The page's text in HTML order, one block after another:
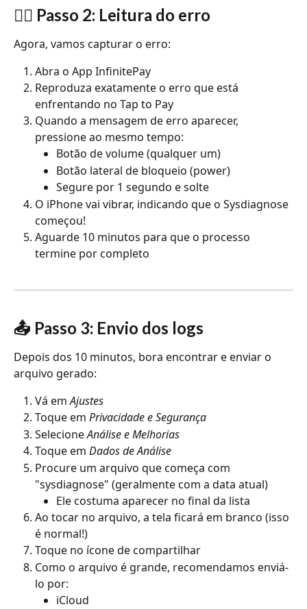
🕵️‍♂️ Passo 2: Leitura do erro
Agora, vamos capturar o erro:
Abra o App InfinitePay
Reproduza exatamente o erro que está
enfrentando no Tap to Pay
Quando a mensagem de erro aparecer,
pressione ao mesmo tempo:
Botão de volume (qualquer um)
Botão lateral de bloqueio (power)
Segure por 1 segundo e solte
O iPhone vai vibrar, indicando que o Sysdiagnose
começou!
Aguarde 10 minutos para que o processo
termine por completo
📤 Passo 3: Envio dos logs
Depois dos 10 minutos, bora encontrar e enviar o
arquivo gerado:
Vá em Ajustes
Toque em Privacidade e Segurança
Selecione Análise e Melhorias
Toque em Dados de Análise
Procure um arquivo que começa com
"sysdiagnose" (geralmente com a data atual)
Ele costuma aparecer no final da lista
Ao tocar no arquivo, a tela ficará em branco (isso
é normal!)
Toque no ícone de compartilhar
Como o arquivo é grande, recomendamos enviá-
lo por:
iCloud